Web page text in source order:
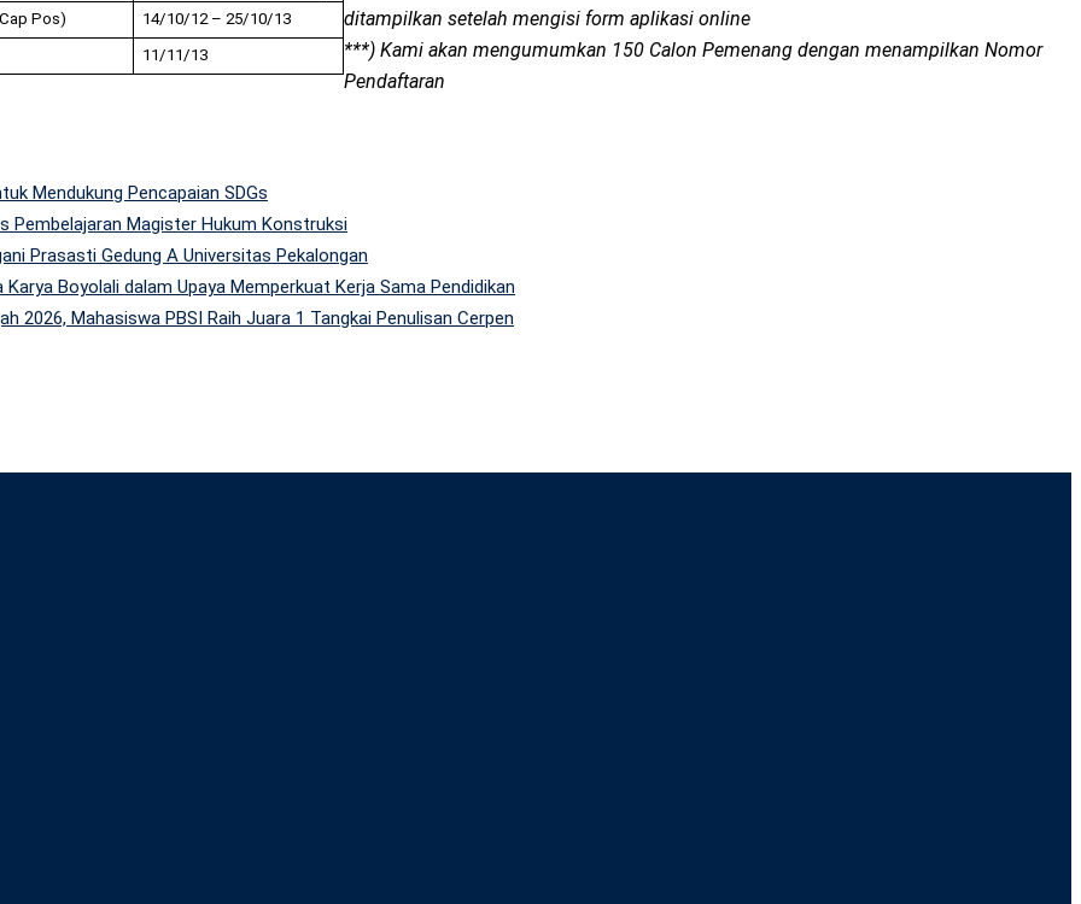
Pos)
14/10/12 – 25/10/13
11/11/13
ditampilkan setelah mengisi form aplikasi online
***) Kami akan mengumumkan 150 Calon Pemenang dengan menampilkan Nomor
Pendaftaran
Mendukung Pencapaian SDGs
Pembelajaran Magister Hukum Konstruksi
Prasasti Gedung A Universitas Pekalongan
Boyolali dalam Upaya Memperkuat Kerja Sama Pendidikan
2026, Mahasiswa PBSI Raih Juara 1 Tangkai Penulisan Cerpen